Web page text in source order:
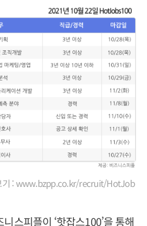
기 : www.bzpp.co.kr/recruit/HotJob
스피플이 ‘핫잡스100’을 통해